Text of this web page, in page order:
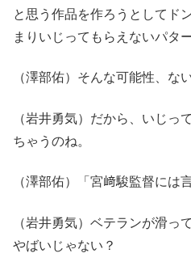
と思う作品を作ろうとしてド
まりいじってもらえないパタ
（澤部佑）そんな可能性、な
（岩井勇気）だから、いじっ
ちゃうのね。
（澤部佑）「宮﨑駿監督には
（岩井勇気）ベテランが滑っ
やばいじゃない？